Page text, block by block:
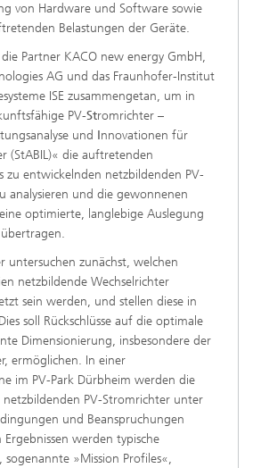
von Hardware und Software sowie
Belastungen der Geräte.
Partner KACO new energy GmbH,
AG und das Fraunhofer-Institut
ISE zusammengetan, um in
PV-Stromrichter –
und Innovationen für
(StABIL)« die auftretenden
zu entwickelnden netzbildenden PV-
analysieren und die gewonnenen
optimierte, langlebige Auslegung
untersuchen zunächst, welchen
netzbildende Wechselrichter
sein werden, und stellen diese in
soll Rückschlüsse auf die optimale
Dimensionierung, insbesondere der
ermöglichen. In einer
im PV-Park Dürbheim werden die
PV-Stromrichter unter
und Beanspruchungen
werden typische
sogenannte »Mission Profiles«,